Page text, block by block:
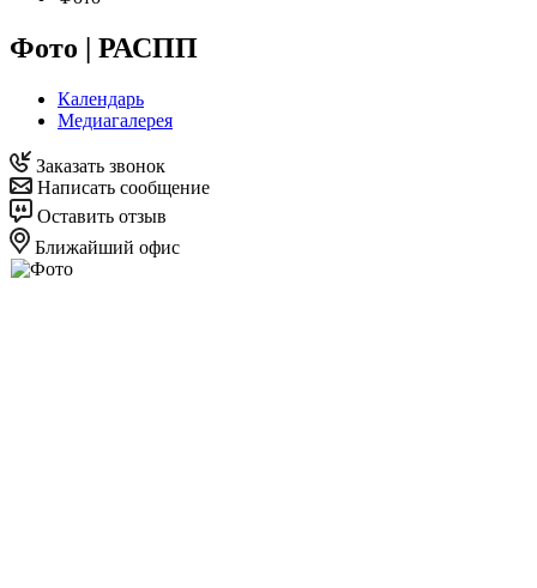
Фото | РАСПП
Календарь
Медиагалерея
Заказать звонок
Написать сообщение
Оставить отзыв
Ближайший офис